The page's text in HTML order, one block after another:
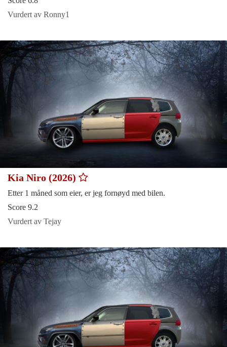
Vurdert av Ronny1
Kia Niro (2026)
Etter 1 måned som eier, er jeg fornøyd med bilen.
Score 9.2
Vurdert av Tejay